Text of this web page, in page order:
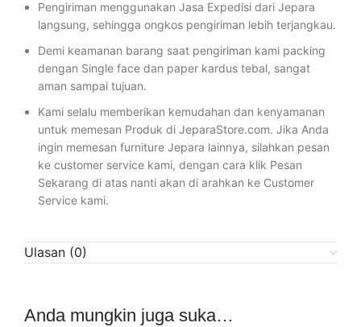
Pengiriman menggunakan Jasa Expedisi dari Jepara
langsung, sehingga ongkos pengiriman lebih terjangkau.
Demi keamanan barang saat pengiriman kami packing
dengan Single face dan paper kardus tebal, sangat
aman sampai tujuan.
Kami selalu memberikan kemudahan dan kenyamanan
untuk memesan Produk di JeparaStore.com. Jika Anda
ingin memesan furniture Jepara lainnya, silahkan pesan
ke customer service kami, dengan cara klik Pesan
Sekarang di atas nanti akan di arahkan ke Customer
Service kami.
Ulasan (0)
Anda mungkin juga suka…